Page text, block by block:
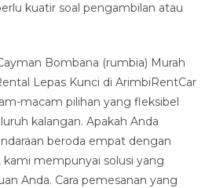
kuatir soal pengambilan atau
Bombana (rumbia) Murah
Lepas Kunci di ArimbiRentCar
macam pilihan yang fleksibel
kalangan. Apakah Anda
beroda empat dengan
kami mempunyai solusi yang
Anda. Cara pemesanan yang